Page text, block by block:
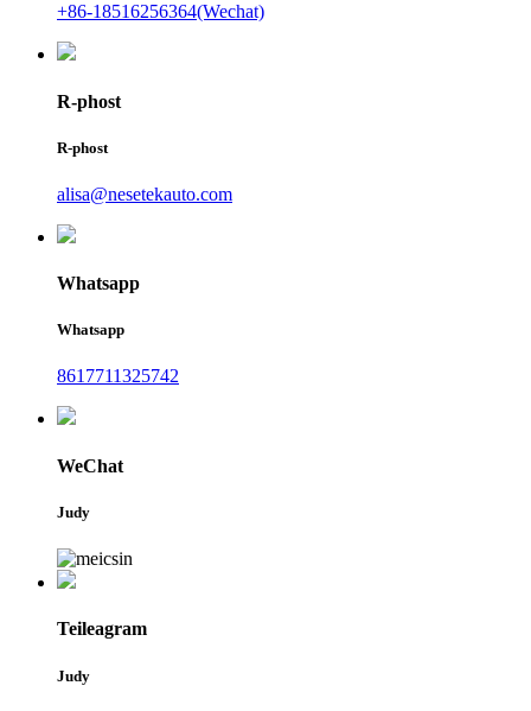
+86-18516256364(Wechat)
R-phost
R-phost
alisa@nesetekauto.com
Whatsapp
Whatsapp
8617711325742
WeChat
Judy
Teileagram
Judy